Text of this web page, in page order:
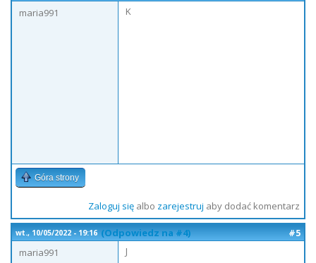
maria991
K
Góra strony
Zaloguj sięalbo zarejestruj aby dodać komentarz
wt., 10/05/2022 - 19:16 (Odpowiedz na #4)
#5
maria991
J